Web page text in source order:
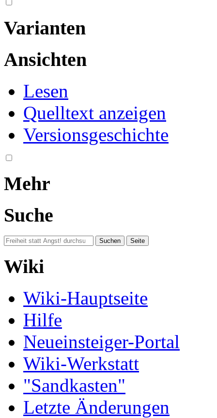
Varianten
Ansichten
Lesen
Quelltext anzeigen
Versionsgeschichte
Mehr
Suche
Wiki
Wiki-Hauptseite
Hilfe
Neueinsteiger-Portal
Wiki-Werkstatt
"Sandkasten"
Letzte Änderungen